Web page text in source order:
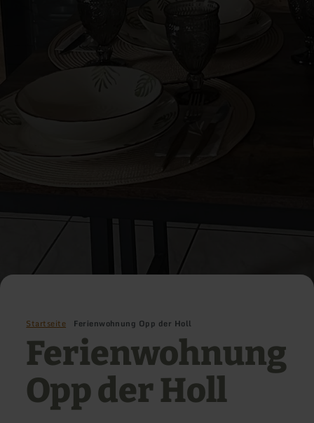
Startseite Ferienwohnung Opp der Holl
Ferienwohnung
Opp der Holl